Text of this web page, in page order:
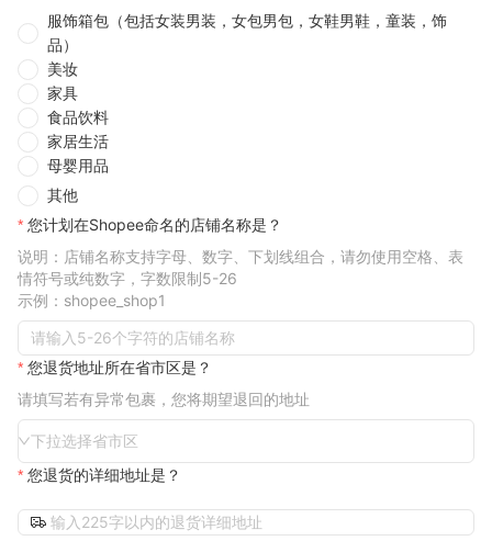
服饰箱包（包括女装男装，女包男包，女鞋男鞋，童装，饰
品）
美妆
家具
食品饮料
家居生活
母婴用品
其他
您计划在Shopee命名的店铺名称是？
说明：店铺名称支持字母、数字、下划线组合，请勿使用空格、表
情符号或纯数字，字数限制5-26
示例：shopee_shop1
您退货地址所在省市区是？
请填写若有异常包裹，您将期望退回的地址
下拉选择省市区
您退货的详细地址是？